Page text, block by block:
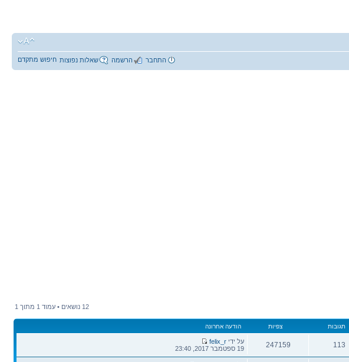
חיפוש מתקדם שאלות נפוצות הרשמה התחבר
12 נושאים • עמוד 1 מתוך 1
תגובות צפיות הודעה אחרונה
113
247159
צפיות
הודעה
אחרונה
על ידי felix_r
19 ספטמבר 2017, 23:40